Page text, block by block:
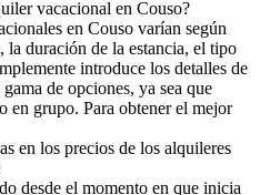
vacacional en Couso?
en Couso varían según
la duración de la estancia, el tipo
introduce los detalles de
de opciones, ya sea que
en grupo. Para obtener el mejor
en los precios de los alquileres
desde el momento en que inicia